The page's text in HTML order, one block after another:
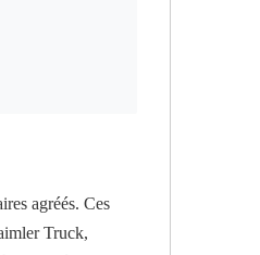
agréés. Ces
Truck,